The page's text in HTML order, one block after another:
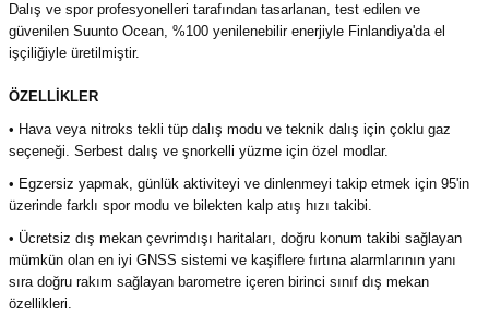
Dalış ve spor profesyonelleri tarafından tasarlanan, test edilen ve
güvenilen Suunto Ocean, %100 yenilenebilir enerjiyle Finlandiya'da el
işçiliğiyle üretilmiştir.
ÖZELLİKLER
• Hava veya nitroks tekli tüp dalış modu ve teknik dalış için çoklu gaz
seçeneği. Serbest dalış ve şnorkelli yüzme için özel modlar.
• Egzersiz yapmak, günlük aktiviteyi ve dinlenmeyi takip etmek için 95'in
üzerinde farklı spor modu ve bilekten kalp atış hızı takibi.
• Ücretsiz dış mekan çevrimdışı haritaları, doğru konum takibi sağlayan
mümkün olan en iyi GNSS sistemi ve kaşiflere fırtına alarmlarının yanı
sıra doğru rakım sağlayan barometre içeren birinci sınıf dış mekan
özellikleri.